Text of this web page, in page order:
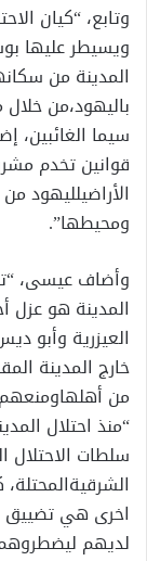
وتابع، “كيان
ويسيطرعليها
المدينةمن
باليهود،من خلال
سيما الغائبين،
قوانينتخدم
الأراضيلليهودمن
ومحيطها”.
وأضاف عيسى،
المدينة هوعزل
العيزرية وأبو
خارج المدينة
من أهلهاومنعهم
“منذ احتلال
سلطات الاحتلال
الشرقيةالمحتلة،
اخرى هيتضييق
لديهم